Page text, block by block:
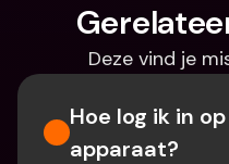
Deze vind je
Hoe log ik in
apparaat?